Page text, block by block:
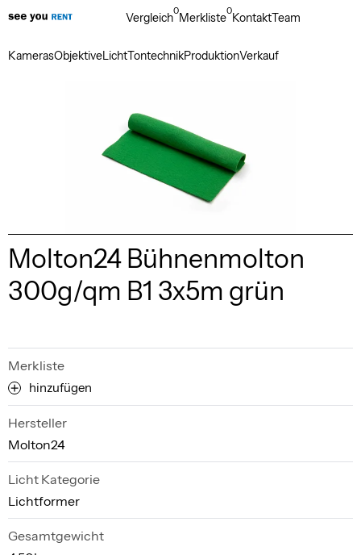
KamerasObjektiveLichtTontechnikProduktionVerkauf
Vergleich0Merkliste0KontaktTeam
Molton24 Bühnenmolton
300g/qm B1 3x5m grün
Merkliste
hinzufügen
Hersteller
Molton24
Licht Kategorie
Lichtformer
Gesamtgewicht